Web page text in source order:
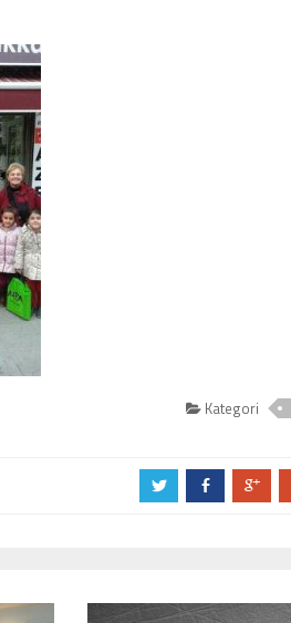
Kategori
a b c